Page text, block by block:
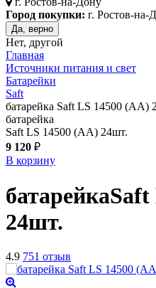
Город покупки: г. Ростов-на-
Да, верно
Нет, другой
Главная
Источники питания и свет
Батарейки
Saft
батарейка Saft LS 14500 (AA)
батарейка
Saft LS 14500 (AA) 24шт.
9 120 ₽
В корзину
батарейкаSaft
24шт.
4.9 751 отзыв